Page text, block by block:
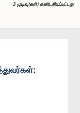
3 முடிவு(கள்) கண்டறியப்பட்டது